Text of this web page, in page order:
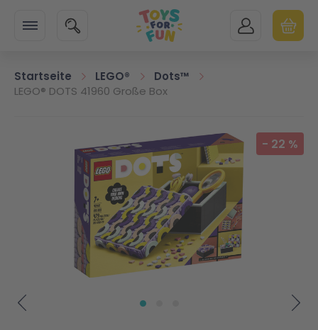
SUCHE MEIN KONTO
Startseite LEGO®
Dots™
LEGO® DOTS 41960 Große Box
Zum Ende der Bildgalerie springen - 22 %